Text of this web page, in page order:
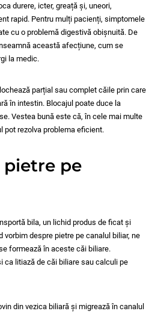
durere, icter, greață și, uneori,
rapid. Pentru mulți pacienți, simptomele
cu o problemă digestivă obișnuită. De
această afecțiune, cum se
la medic.
parțial sau complet căile prin care
în intestin. Blocajul poate duce la
Vestea bună este că, în cele mai multe
pot rezolva problema eficient.
pietre pe
bila, un lichid produs de ficat și
despre pietre pe canalul biliar, ne
formează în aceste căi biliare.
litiază de căi biliare sau calculi pe
din vezica biliară și migrează în canalul